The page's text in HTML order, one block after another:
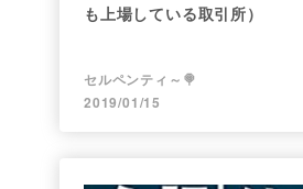
も上場している取引所）
セルペンティ～🍭
2019/01/15